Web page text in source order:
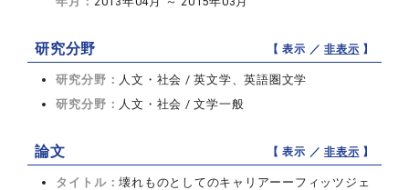
研究分野 【 表示 ／非表示 】
研究分野： 人文・社会 / 英文学、英語圏文学
研究分野： 人文・社会 / 文学一般
論文 【 表示 ／非表示 】
タイトル：壊れものとしてのキャリアーーフィッツジェ